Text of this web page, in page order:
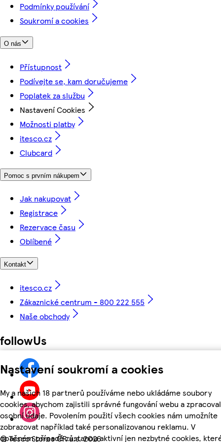
Nastavení soukromí a cookies
My a našich 18 partnerů používáme nebo ukládáme soubory
cookies, abychom zajistili správné fungování webu a
osobní údaje. Povolením použití všech cookies nám umožníte
zobrazovat například také personalizovanou reklamu. V
opačném případě zůstanou aktivní jen nezbytné cookies,
Podmínky používání
Soukromí a cookies
O nás
Přístupnost
Podívejte se, kam doručujeme
Poplatek za službu
Nastavení Cookies
Možnosti platby
itesco.cz
Clubcard
Pomoc s prvním nákupem
Jak nakupovat
Registrace
Rezervace času
Oblíbené
Kontakt
itesco.cz
Zákaznické centrum - 800 222 555
Naše obchody
followUs
©Tesco Stores ČR a.s. 2026